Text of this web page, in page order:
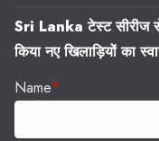
Sri Lanka टेस्ट
किया नए खिलाड़ियों का
Name*